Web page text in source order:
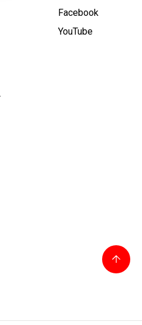
Facebook
YouTube